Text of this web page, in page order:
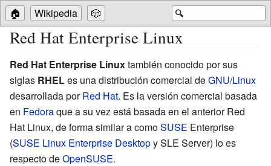
🔍
🏠 Wikipedia 🎲
Red Hat Enterprise Linux
Red Hat Enterprise Linuxtambién conocido por sus
siglas RHELes una distribución comercial deGNU/Linux
desarrollada porRed Hat. Es la versión comercial basada
en Fedoraque a su vez está basada en el anterior Red
Hat Linux, de forma similar a comoSUSE Enterprise
(SUSE Linux Enterprise Desktopy SLE Server) lo es
respecto deOpenSUSE.